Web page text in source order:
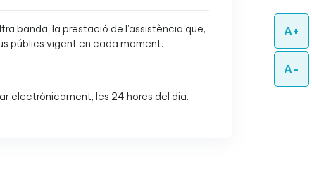
A+
A-
banda, la prestació de l'assistència que,
públics vigent en cada moment.
electrònicament, les 24 hores del dia.